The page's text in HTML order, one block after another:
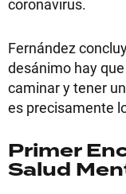
Fernández
desánimo hay
caminar y tener
es precisamente
Primer
Salud